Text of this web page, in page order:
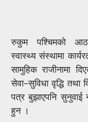
रुकुम पश्चिमको
स्वास्थ्य संस्थामा
सामुहिक राजीनामा
सेवा–सुविधा वृद्धि
पत्र बुझाएपनि सुनुवाई
हुन ।